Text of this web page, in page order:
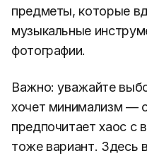
предметы, которые
музыкальные
фотографии.
Важно: уважайте
хочет минимализм —
предпочитает хаос
тоже вариант. Здесь